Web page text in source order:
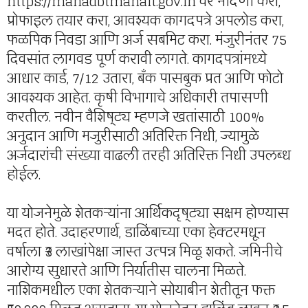
प्रोफाइल तयार करा, आवश्यक कागदपत्रे अपलोड करा,
फळपिक निवडा आणि अर्ज सबमिट करा. मंजुरीनंतर 75
दिवसांत लागवड पूर्ण करावी लागते. कागदपत्रांमध्ये
आधार कार्ड, 7/12 उतारा, बँक पासबुक प्रत आणि फोटो
आवश्यक आहेत. कृषी विभागाचे अधिकारी तपासणी
करतील. नवीन वैशिष्ट्य म्हणजे खतांसाठी 100%
अनुदान आणि मजुरीसाठी अतिरिक्त निधी, ज्यामुळे
अर्जदारांची संख्या वाढली तरही अतिरिक्त निधी उपलब्ध
होईल.
या योजनेमुळे शेतकऱ्यांना आर्थिकदृष्ट्या सक्षम होण्यास
मदत होते. उदाहरणार्थ, डाळिंबाच्या एका हेक्टरमधून
वर्षाला ₹3 लाखांपेक्षा जास्त उत्पन्न मिळू शकते. जमिनीचे
आरोग्य सुधारते आणि निर्यातीस चालना मिळते.
नाशिकमधील एका शेतकऱ्याने सोयाबीन शेतीतून फक्त